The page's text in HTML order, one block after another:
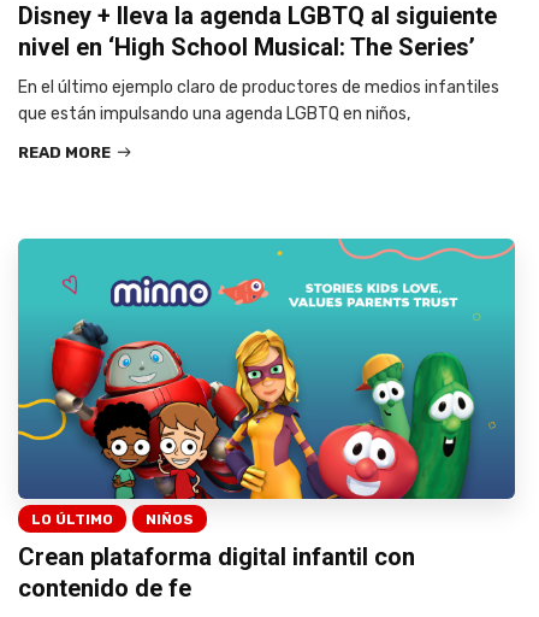
Disney + lleva la agenda LGBTQ al siguiente
nivel en ‘High School Musical: The Series’
En el último ejemplo claro de productores de medios infantiles
que están impulsando una agenda LGBTQ en niños,
READ MORE
LO ÚLTIMO NIÑOS
Crean plataforma digital infantil con
contenido de fe